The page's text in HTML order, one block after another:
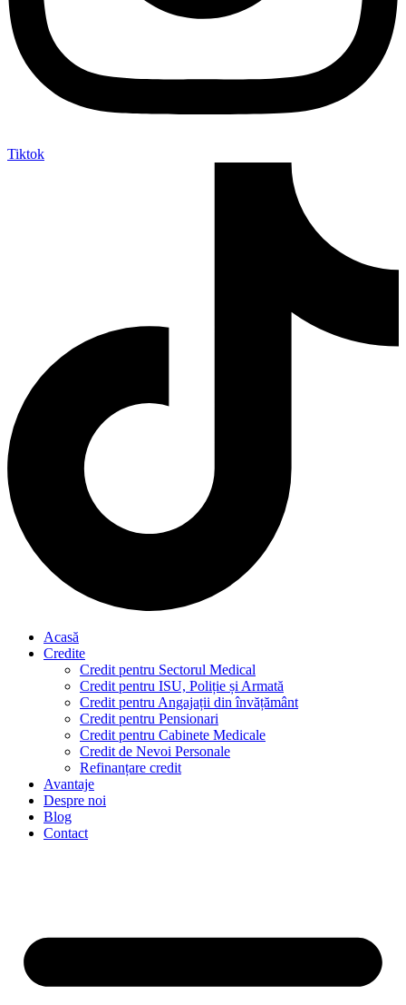
Tiktok
Acasă
Credite
Credit pentru Sectorul Medical
Credit pentru ISU, Poliție și Armată
Credit pentru Angajații din învățământ
Credit pentru Pensionari
Credit pentru Cabinete Medicale
Credit de Nevoi Personale
Refinanțare credit
Avantaje
Despre noi
Blog
Contact